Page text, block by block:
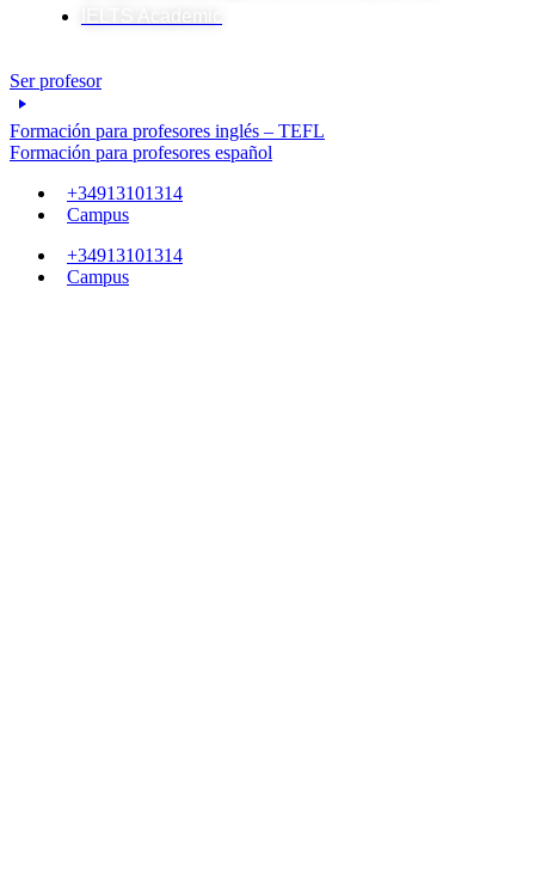
IELTS Academic
Ser profesor
Formación para profesores inglés – TEFL
Formación para profesores español
+34913101314
Campus
+34913101314
Campus